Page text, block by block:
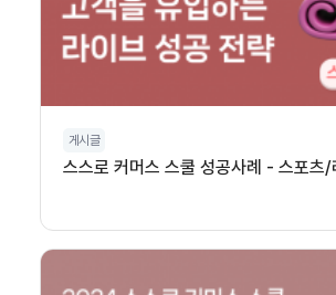
게시글
스스로 커머스 스쿨 성공사례 - 스포츠/